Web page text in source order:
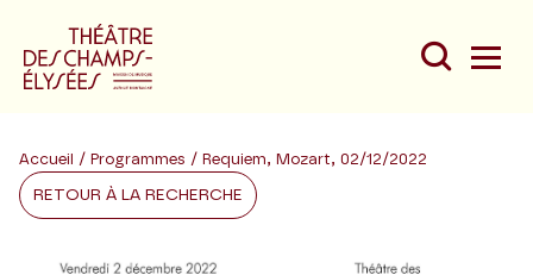
Accueil / Programmes / Requiem, Mozart, 02/12/2022
RETOUR À LA RECHERCHE